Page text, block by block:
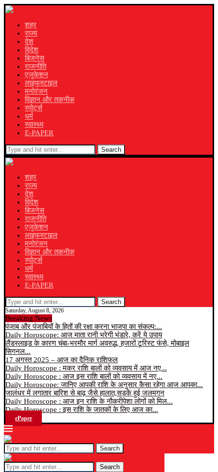
शहर
राज्य
देश
विदेश
बिजनेस
राजनीति
एजुकेशन
लाइफस्टाइल
मनोरंजन
विज्ञान और तकनीक
स्पोर्ट्स
धर्म
स्वास्थ्य
E-PAPER
Search
शहर
राज्य
देश
विदेश
बिजनेस
राजनीति
एजुकेशन
लाइफस्टाइल
मनोरंजन
विज्ञान और तकनीक
स्पोर्ट्स
धर्म
स्वास्थ्य
E-PAPER
Search
Saturday, August 8, 2026
Breaking News
पंजाब और पंजाबियों के हितों की रक्षा करना भाजपा का संकल्प:...
Daily Horoscope: आज माता रानी भरेगी भंडारे, करें ये उपाय
लैंडस्लाइड के कारण चंबा-भरमौर मार्ग अवरुद्ध, हजारों टूरिस्ट फंसे, मोबाइल
सिगनल...
17 अगस्त 2025 – आज का दैनिक राशिफल
Daily Horoscope : मकर राशि बालों को व्यवसाय में आज नए...
Daily Horoscope : आज इस राशि बालों को व्यवसाय में नए...
Daily Horoscope: जानिए आपकी राशि के अनुसार कैसा रहेगा आज आपका...
जालंधर में लगातार बारिश से बाढ़ जैसे हालात,सड़कें हुई जलमगन
Daily Horoscope : आज इन राशि के नौकरीपेशा लोगों को मिल...
Daily Horoscope : इस राशि के जातकों के लिए आज का...
ePaper
Search
Search